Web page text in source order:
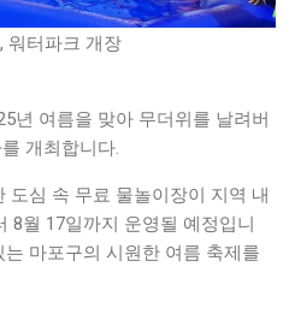
워터파크 개장
년 여름을 맞아 무더위를 날려버
개최합니다.
도심 속 무료 물놀이장이 지역 내
8월 17일까지 운영될 예정입니
마포구의 시원한 여름 축제를